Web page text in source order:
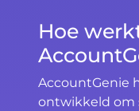
Hoe
AccountGenie
ontwikkeld om